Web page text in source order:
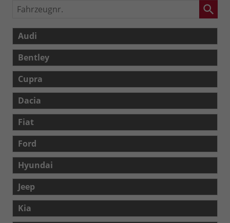
Fahrzeugnr.
Audi
Bentley
Cupra
Dacia
Fiat
Ford
Hyundai
Jeep
Kia